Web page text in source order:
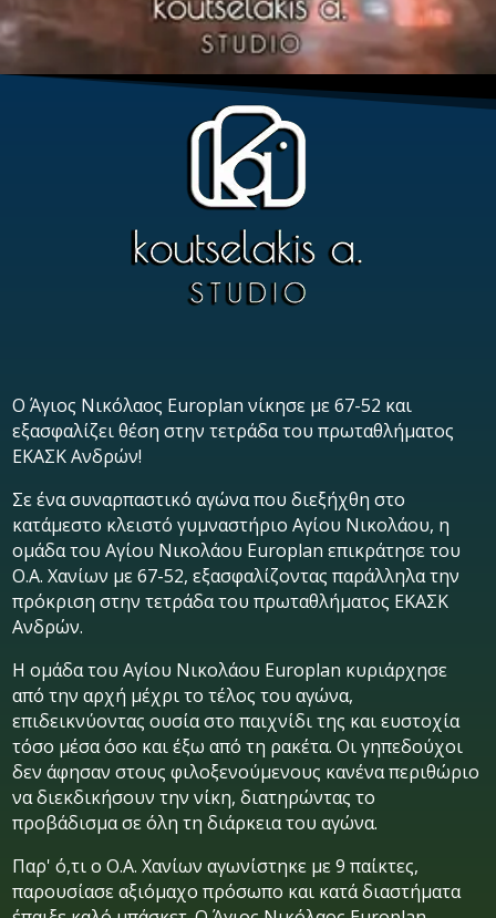
Ο Άγιος Νικόλαος Europlan νίκησε με 67-52 και
εξασφαλίζει θέση στην τετράδα του πρωταθλήματος
ΕΚΑΣΚ Ανδρών!
Σε ένα συναρπαστικό αγώνα που διεξήχθη στο
κατάμεστο κλειστό γυμναστήριο Αγίου Νικολάου, η
ομάδα του Αγίου Νικολάου Europlan επικράτησε του
Ο.Α. Χανίων με 67-52, εξασφαλίζοντας παράλληλα την
πρόκριση στην τετράδα του πρωταθλήματος ΕΚΑΣΚ
Ανδρών.
Η ομάδα του Αγίου Νικολάου Europlan κυριάρχησε
από την αρχή μέχρι το τέλος του αγώνα,
επιδεικνύοντας ουσία στο παιχνίδι της και ευστοχία
τόσο μέσα όσο και έξω από τη ρακέτα. Οι γηπεδούχοι
δεν άφησαν στους φιλοξενούμενους κανένα περιθώριο
να διεκδικήσουν την νίκη, διατηρώντας το
προβάδισμα σε όλη τη διάρκεια του αγώνα.
Παρ' ό,τι ο Ο.Α. Χανίων αγωνίστηκε με 9 παίκτες,
παρουσίασε αξιόμαχο πρόσωπο και κατά διαστήματα